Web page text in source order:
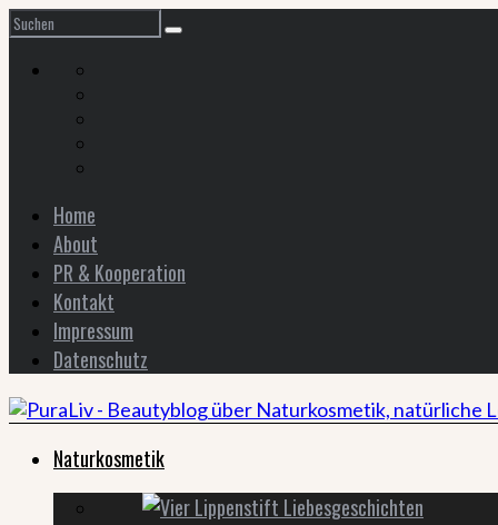
Home
About
PR & Kooperation
Kontakt
Impressum
Datenschutz
Naturkosmetik